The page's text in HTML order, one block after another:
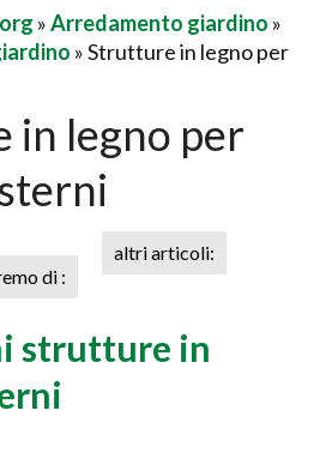
»Arredamento giardino »
» Strutture in legno per
in legno per
di :
altri articoli:
strutture in